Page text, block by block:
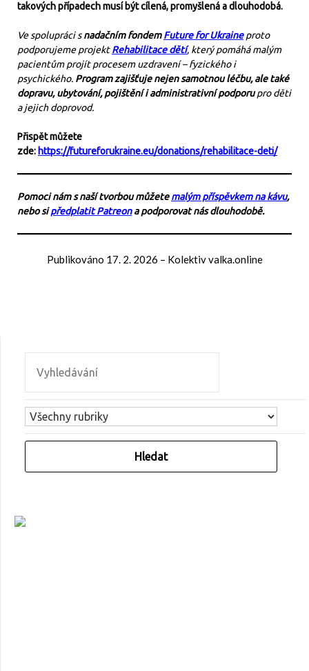
takových případech musí být cílená, promyšlená a dlouhodobá.
Ve spolupráci snadačním fondemFuture for Ukraineproto
podporujeme projektRehabilitace dětí, který pomáhá malým
pacientům projít procesem uzdravení – fyzického i
psychického. Program zajišťuje nejen samotnou léčbu, ale také
dopravu, ubytování, pojištění i administrativní podporupro děti
a jejich doprovod.
Přispět můžete
zde: https://futureforukraine.eu/donations/rehabilitace-deti/
Pomoci nám s naší tvorbou můžetemalým příspěvkem na kávu,
nebo sipředplatit Patreona podporovat nás dlouhodobě.
Publikováno 17. 2. 2026 – Kolektiv valka.online